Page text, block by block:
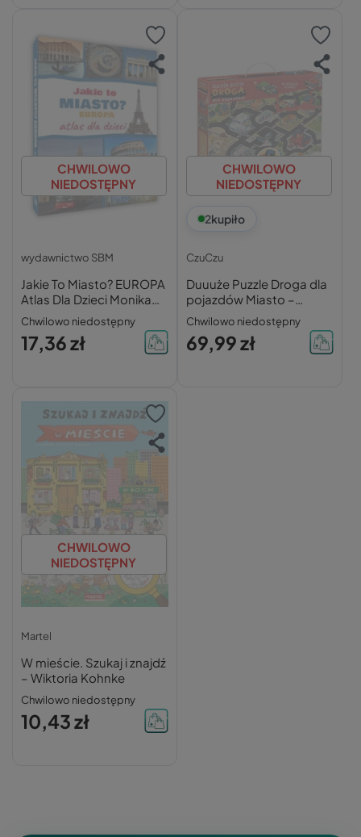
CHWILOWO
NIEDOSTĘPNY
wydawnictwo SBM
Jakie To Miasto? EUROPA
Atlas Dla Dzieci Monika
Płóciennik 9+ SBM
Chwilowo niedostępny
17,36 zł
CHWILOWO
NIEDOSTĘPNY
2kupiło
CzuCzu
Duuuże Puzzle Droga dla
pojazdów Miasto –
CzuCzu
Chwilowo niedostępny
69,99 zł
CHWILOWO
NIEDOSTĘPNY
Martel
W mieście. Szukaj i znajdź
– Wiktoria Kohnke
Chwilowo niedostępny
10,43 zł